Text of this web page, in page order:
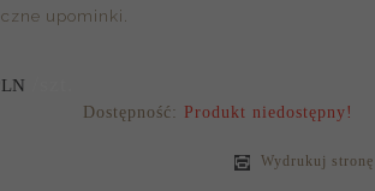
upominki.
Dostępność: Produkt niedostępny!
Wydrukuj stronę